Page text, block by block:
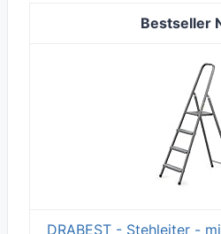
DRABEST - Stehleiter -